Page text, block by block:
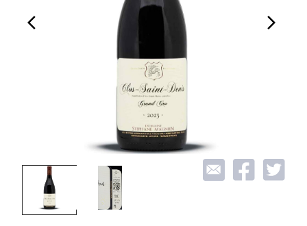
arrow_forward_ios
arrow_back_ios